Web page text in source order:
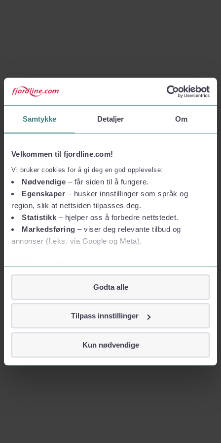
Samtykke Detaljer Om
Velkommen til fjordline.com!
Vi bruker cookies for å gi deg en god opplevelse:
Nødvendige – får siden til å fungere.
Egenskaper – husker innstillinger som språk og
region, slik at nettsiden tilpasses deg.
Statistikk – hjelper oss å forbedre nettstedet.
Markedsføring – viser deg relevante tilbud og
annonser (f.eks. via Google og Meta).
Vil du vite mer?
Om informasjonskapsler
Googles retningslinjer for personvern
Vi tar ditt personvern på alvor
identifiserer deg, som navn eller telefonnummer.
Godta alle
Tilpass innstillinger
Kun nødvendige